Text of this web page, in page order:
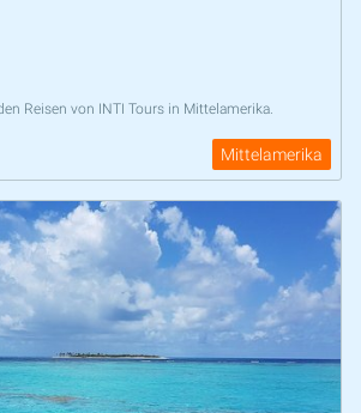
Reisen von INTI Tours in Mittelamerika.
Mittelamerika